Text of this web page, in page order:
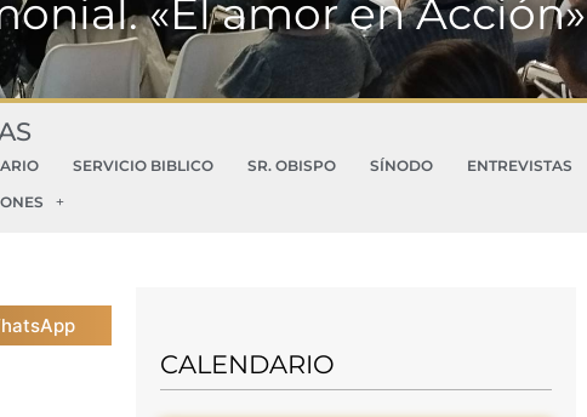
«El amor en Acción»
SERVICIO BIBLICO SR. OBISPO SÍNODO
ENTREVISTAS
CALENDARIO